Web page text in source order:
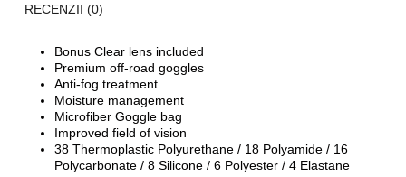
RECENZII (0)
Bonus Clear lens included
Premium off-road goggles
Anti-fog treatment
Moisture management
Microfiber Goggle bag
Improved field of vision
38 Thermoplastic Polyurethane / 18 Polyamide / 16
Polycarbonate / 8 Silicone / 6 Polyester / 4 Elastane